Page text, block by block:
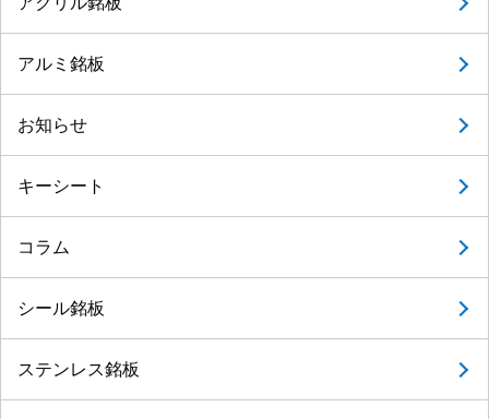
アルミ銘板
お知らせ
キーシート
コラム
シール銘板
ステンレス銘板